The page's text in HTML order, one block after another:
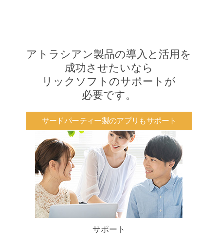
アトラシアン製品の導入と活用を
成功させたいなら
リックソフトのサポートが
必要です。
サードパーティー製のアプリもサポート
サポート